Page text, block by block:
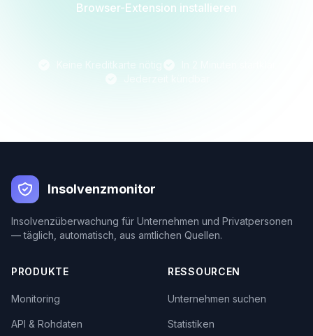
Browser-Extension installieren
Insolvenzmonitor
Insolvenzüberwachung für Unternehmen und Privatpersonen
— täglich, automatisch, aus amtlichen Quellen.
PRODUKTE
Monitoring
API & Rohdaten
RESSOURCEN
Unternehmen suchen
Statistiken